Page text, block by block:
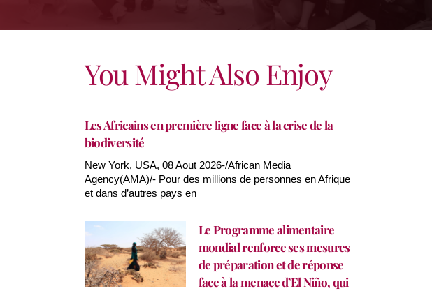
You Might Also Enjoy
Les Africains en première ligne face à la crise de la
biodiversité
New York, USA, 08 Aout 2026-/African Media
Agency(AMA)/- Pour des millions de personnes en Afrique
et dans d’autres pays en
Le Programme alimentaire
mondial renforce ses mesures
de préparation et de réponse
face à la menace d’El Niño, qui